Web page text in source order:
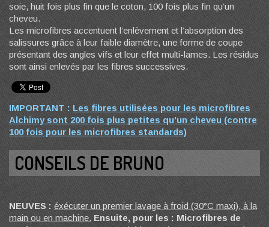
soie, huit fois plus fin que le coton, 100 fois plus fin qu’un
cheveu.
Les microfibres accentuent l’enlèvement et l’absorption des
salissures grâce à leur faible diamètre, une forme de coupe
présentant des angles vifs et leur effet multi-lames. Les résidus
sont ainsi enlevés par les fibres successives.
IMPORTANT : Les fibres utilisées pour les microfibres
Alchimy sont 200 fois plus petites qu’un cheveu (contre
100 fois pour les microfibres standards)
CONSEILS DE BRUNO
NEUVES : éxécuter un premier lavage à froid (30°C maxi), à la
main ou en machine. Ensuite, pour les : Microfibres de